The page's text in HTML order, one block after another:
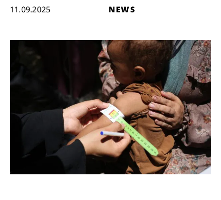
11.09.2025 NEWS